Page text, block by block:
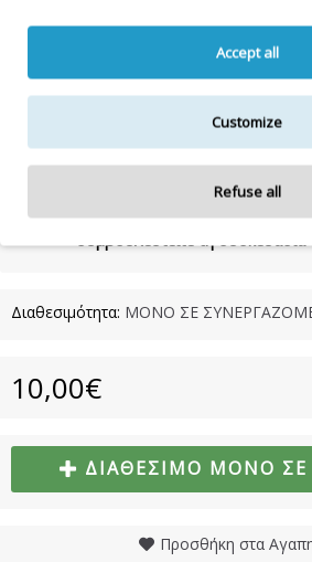
Συστατικά:
SALICYLATE, ETHYLHEXYL
METHOXYDIBENZOYLMETHANE,
HEXYL CINNAMAL, LINALOOL, CΙ
Η λίστα συστατικών δύναται να
του
Για την πιο πλήρη και ενημερωμένη
συμβουλευτείτε τη συσκευασία
Διαθεσιμότητα: ΜΟΝΟ ΣΕ
10,00€
ΔΙΑΘΈΣΙΜΟ ΜΌΝΟ ΣΕ
Προσθήκη στα
Accept all
Customize
Refuse all